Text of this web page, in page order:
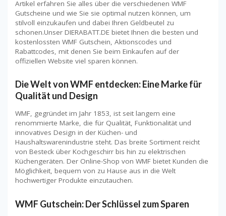
Artikel erfahren Sie alles über die verschiedenen WMF
Gutscheine und wie Sie sie optimal nutzen können, um
stilvoll einzukaufen und dabei Ihren Geldbeutel zu
schonen.Unser DIERABATT.DE bietet Ihnen die besten und
kostenlossten WMF Gutschein, Aktionscodes und
Rabattcodes, mit denen Sie beim Einkaufen auf der
offiziellen Website viel sparen können.
Die Welt von WMF entdecken: Eine Marke für
Qualität und Design
WMF, gegründet im Jahr 1853, ist seit langem eine
renommierte Marke, die für Qualität, Funktionalität und
innovatives Design in der Küchen- und
Haushaltswarenindustrie steht. Das breite Sortiment reicht
von Besteck über Kochgeschirr bis hin zu elektrischen
Küchengeräten. Der Online-Shop von WMF bietet Kunden die
Möglichkeit, bequem von zu Hause aus in die Welt
hochwertiger Produkte einzutauchen.
WMF Gutschein: Der Schlüssel zum Sparen